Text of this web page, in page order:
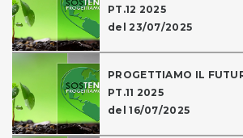
PT.12 2025
del 23/07/2025
PROGETTIAMO IL
PT.11 2025
del 16/07/2025